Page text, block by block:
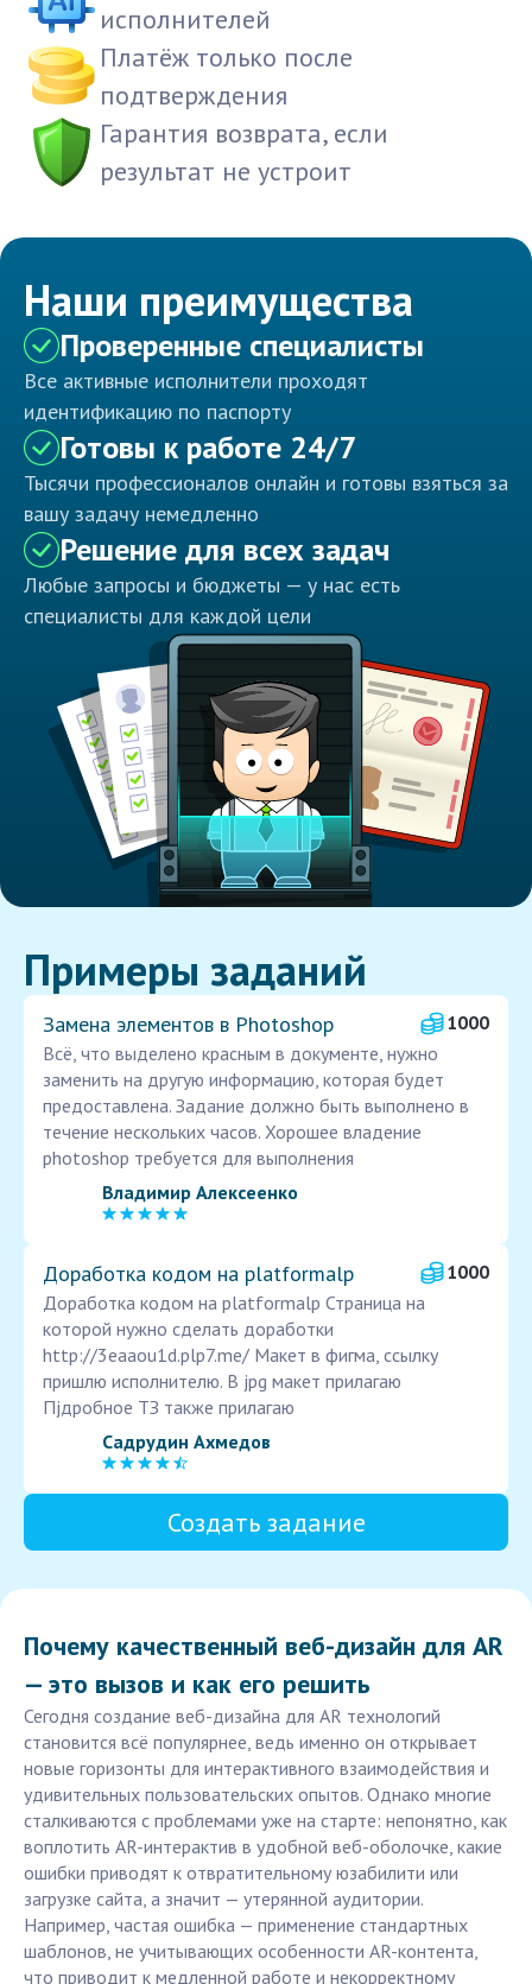
исполнителей
Платёж только после
подтверждения
Гарантия возврата, если
результат не устроит
Наши преимущества
Проверенные специалисты
Все активные исполнители проходят
идентификацию по паспорту
Готовы к работе 24/7
Тысячи профессионалов онлайн и готовы взяться за
вашу задачу немедленно
Решение для всех задач
Любые запросы и бюджеты — у нас есть
специалисты для каждой цели
Примеры заданий
Замена элементов в Photoshop
1000
Всё, что выделено красным в документе, нужно
заменить на другую информацию, которая будет
предоставлена. Задание должно быть выполнено в
течение нескольких часов. Хорошее владение
photoshop требуется для выполнения
Владимир Алексеенко
Доработка кодом на platformalp
1000
Доработка кодом на platformalp Страница на
которой нужно сделать доработки
http://3eaaou1d.plp7.me/ Макет в фигма, ссылку
пришлю исполнителю. В jpg макет прилагаю
Пjдробное ТЗ также прилагаю
Садрудин Ахмедов
Создать задание
Почему качественный веб-дизайн для AR
— это вызов и как его решить
Сегодня создание веб-дизайна для AR технологий
становится всё популярнее, ведь именно он открывает
новые горизонты для интерактивного взаимодействия и
удивительных пользовательских опытов. Однако многие
сталкиваются с проблемами уже на старте: непонятно, как
воплотить AR-интерактив в удобной веб-оболочке, какие
ошибки приводят к отвратительному юзабилити или
загрузке сайта, а значит — утерянной аудитории.
Например, частая ошибка — применение стандартных
шаблонов, не учитывающих особенности AR-контента,
что приводит к медленной работе и некорректному